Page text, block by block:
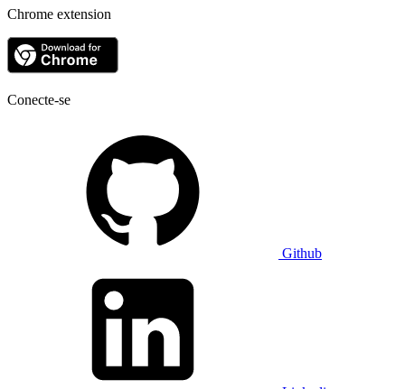
Chrome extension
Conecte-se
Github